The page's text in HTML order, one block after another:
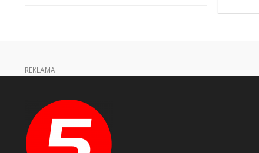
REKLAMA